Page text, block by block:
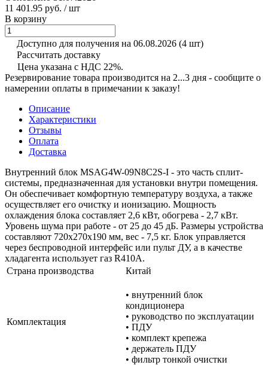
11 401.95 руб. / шт
В корзину
Доступно для получения на 06.08.2026 (4 шт)
Рассчитать доставку
Цена указана с НДС 22%.
Резервирование товара производится на 2...3 дня - сообщите о
намерении оплаты в примечании к заказу!
Описание
Характеристики
Отзывы
Оплата
Доставка
Внутренний блок MSAG4W-09N8C2S-I - это часть сплит-
системы, предназначенная для установки внутри помещения.
Он обеспечивает комфортную температуру воздуха, а также
осуществляет его очистку и ионизацию. Мощность
охлаждения блока составляет 2,6 кВт, обогрева - 2,7 кВт.
Уровень шума при работе - от 25 до 45 дБ. Размеры устройства
составляют 720x270x190 мм, вес - 7,5 кг. Блок управляется
через беспроводной интерфейс или пульт ДУ, а в качестве
хладагента использует газ R410A.
Страна производства
Китай
Комплектация
• внутренний блок
кондиционера
• руководство по эксплуатации
• ПДУ
• комплект крепежа
• держатель ПДУ
• фильтр тонкой очистки